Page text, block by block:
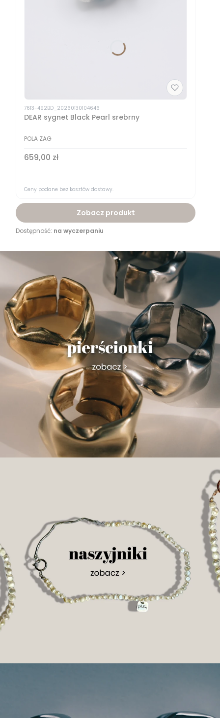
7613-492BD_20260130104646
DEAR sygnet Black Pearl srebrny
POLA ZAG
Cena
659,00 zł
Ceny podane bez kosztów dostawy.
Zobacz produkt
Dostępność: na wyczerpaniu